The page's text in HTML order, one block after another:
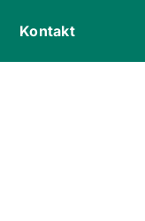
Kontakt